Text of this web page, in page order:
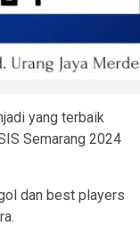
yang terbaik
Semarang 2024
dan best players